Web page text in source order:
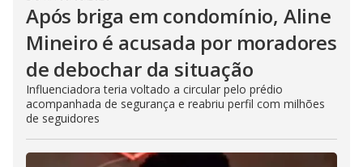
Após briga em condomínio, Aline
Mineiro é acusada por moradores
de debochar da situação
Influenciadora teria voltado a circular pelo prédio
acompanhada de segurança e reabriu perfil com milhões
de seguidores